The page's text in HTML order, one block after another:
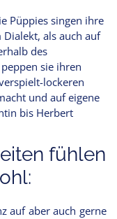
Püppies singen ihre
als auch auf
des
sie ihren
lockeren
und auf eigene
bis Herbert
fühlen
auf aber auch gerne